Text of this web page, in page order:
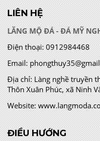
LIÊN HỆ
LĂNG MỘ ĐÁ - ĐÁ MỸ
Điện thoại: 0912984468
Email:
Địa chỉ:Làng nghề truyền
Thôn Xuân Phúc, xã Ninh
Website:
ĐIỀU HƯỚNG